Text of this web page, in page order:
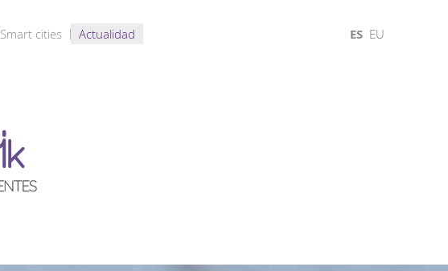
Smart cities Actualidad ES EU